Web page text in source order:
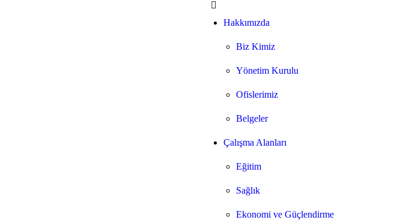
Hakkımızda
Biz Kimiz
Yönetim Kurulu
Ofislerimiz
Belgeler
Çalışma Alanları
Eğitim
Sağlık
Ekonomi ve Güçlendirme